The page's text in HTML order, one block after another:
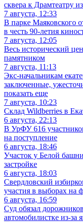
сквера к Драмтеатру
7 августа, 12:33
В парке Маяковского
в честь 90-летия
7 августа, 12:05
Весь исторический
памятником
7 августа, 11:13
Экс-начальникам
заключенные,
показать еще
7 августа, 10:23
Склад Wildberries в
6 августа, 22:13
В УрФУ 616
на поступление
6 августа, 18:46
Участок у Белой
застройке
6 августа, 18:03
Свердловский
участия в выборах на
6 августа, 16:59
Суд обязал
автомобилистке из-за